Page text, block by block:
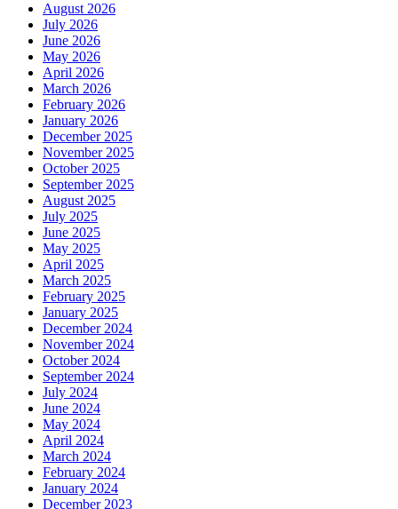
August 2026
July 2026
June 2026
May 2026
April 2026
March 2026
February 2026
January 2026
December 2025
November 2025
October 2025
September 2025
August 2025
July 2025
June 2025
May 2025
April 2025
March 2025
February 2025
January 2025
December 2024
November 2024
October 2024
September 2024
July 2024
June 2024
May 2024
April 2024
March 2024
February 2024
January 2024
December 2023